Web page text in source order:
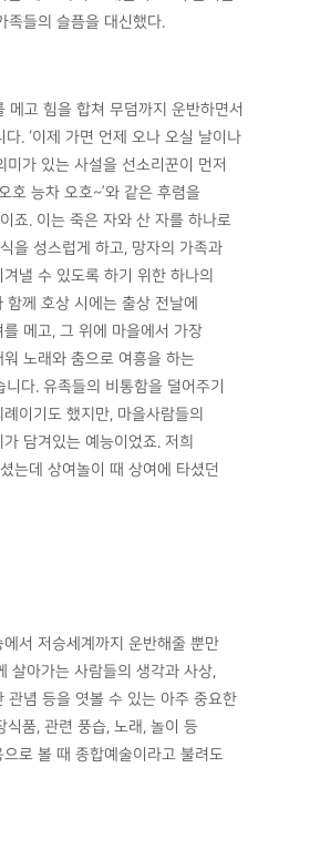
된 채 언젠가 버려져 영원히 역사
국내외 관광객들이 가장 많은
물 중 하나가 이 상여일 것입니다.
는 유물이라고 할 수 있습니다.
, 너무 낡았다는 이유로 그대로 두고
관에 전시될 일은 없었을 거라고
.(웃음)”
가는
문화
만들어내기도 했다. 상여를 메고
족들의 슬픔을 대신했다.
메고 힘을 합쳐 무덤까지 운반하면서
다. ‘이제 가면 언제 오나 오실 날이나
미가 있는 사설을 선소리꾼이 먼저